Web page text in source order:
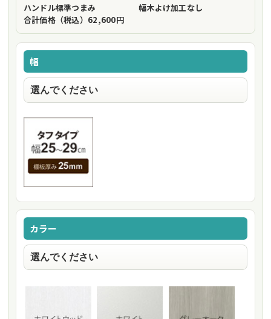
ハンドル標準つまみ 幅木よけ加工なし
合計価格（税込） 62,600円
幅
カラー